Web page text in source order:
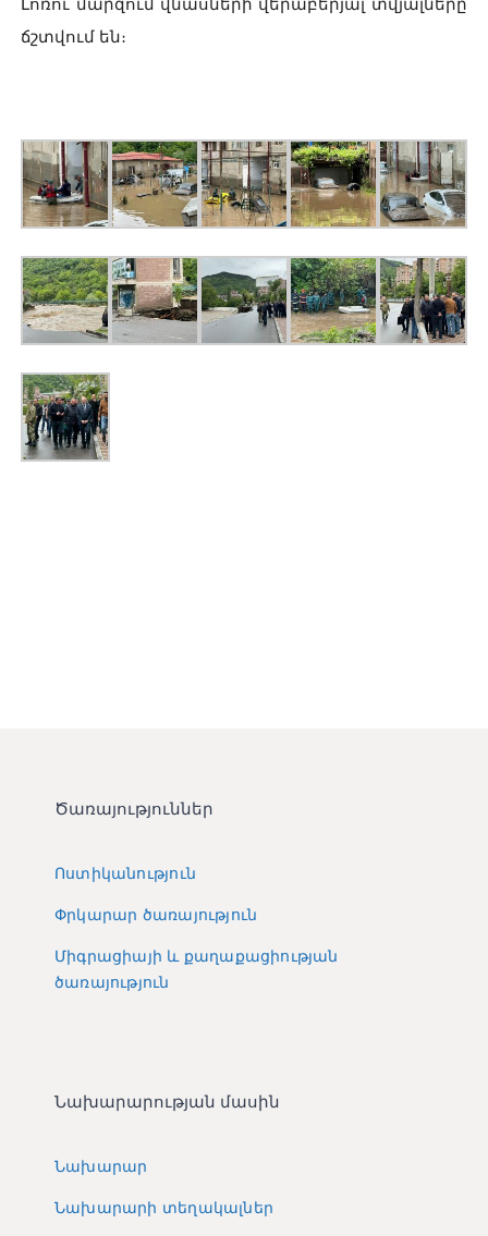
ճշտվում են։
Ծառայություններ
Ոստիկանություն
Փրկարար ծառայություն
Միգրացիայի և քաղաքացիության
ծառայություն
Նախարարության մասին
Նախարար
Նախարարի տեղակալներ